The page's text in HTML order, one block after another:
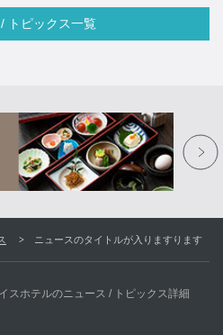
トピックス一覧
ニュースのタイトルが入りますります
スホテルのニュース / トピックス詳細